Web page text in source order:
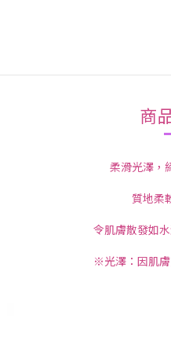
商
柔滑光澤，
質地柔
令肌膚散發如
※光澤：因肌